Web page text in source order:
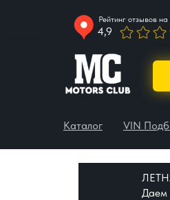
Рейтинг отзывов
4,9
Каталог VIN
Даем